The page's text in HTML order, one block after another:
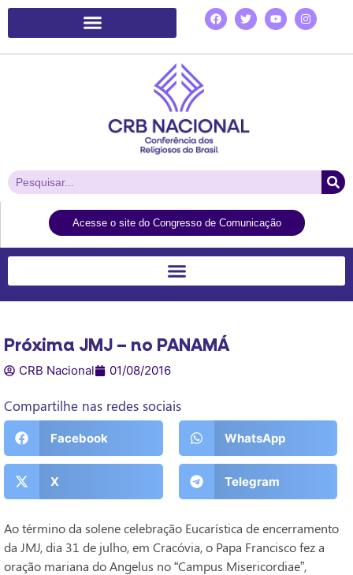
Acesse o site do Congresso de Comunicação
Próxima JMJ – no PANAMÁ
CRB Nacional 01/08/2016
Compartilhe nas redes sociais
Facebook WhatsApp
X Telegram
Ao término da solene celebração Eucarística de encerramento
da JMJ, dia 31 de julho, em Cracóvia, o Papa Francisco fez a
oração mariana do Angelus no “Campus Misericordiae”,